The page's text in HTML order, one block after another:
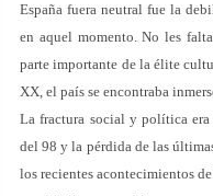
España fuera neutral fue la
en aquel momento. No les
parte importante de la élite
XX, el país se encontraba
La fractura social y política era
del 98 y la pérdida de las
los recientes acontecimientos